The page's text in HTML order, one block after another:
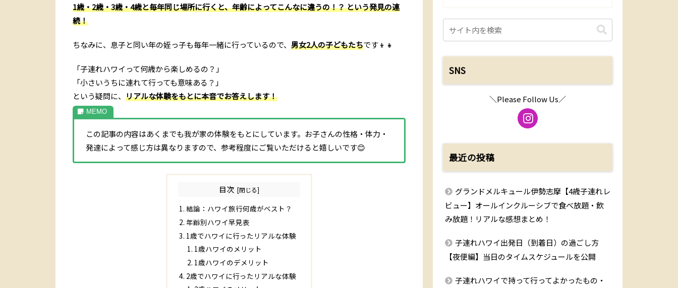
1歳・2歳・3歳・4歳と毎年同じ場所に行くと、年齢によってこんなに違うの！？ という発見の連
続！
ちなみに、息子と同い年の姪っ子も毎年一緒に行っているので、 男女2人の子どもたちです👦👧
「子連れハワイって何歳から楽しめるの？」
「小さいうちに連れて行っても意味ある？」
という疑問に、 リアルな体験をもとに本音でお答えします！
この記事の内容はあくまでも我が家の体験をもとにしています。お子さんの性格・体力・
発達によって感じ方は異なりますので、参考程度にご覧いただけると嬉しいです😊
目次
結論：ハワイ旅行何歳がベスト？
年齢別ハワイ早見表
1歳でハワイに行ったリアルな体験
1歳ハワイのメリット
1歳ハワイのデメリット
2歳でハワイに行ったリアルな体験
SNS
＼Please Follow Us／
最近の投稿
グランドメルキュール伊勢志摩【4歳子連れレ
ビュー】オールインクルーシブで食べ放題・飲
み放題！リアルな感想まとめ！
子連れハワイ出発日（到着日）の過ごし方
【夜便編】当日のタイムスケジュールを公開
子連れハワイで持って行ってよかったもの・